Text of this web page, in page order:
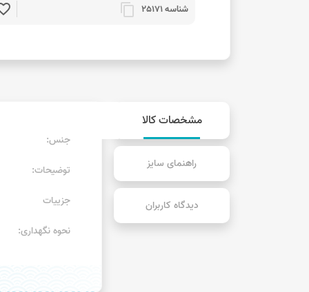
شناسه 25171 content_copy
مشخصات کالا
راهنمای سایز
دیدگاه کاربران
جنس:
توضیحات:
جزییات
نحوه نگهداری: